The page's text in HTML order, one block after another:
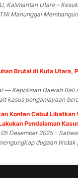
Kalimantan Utara –
Manunggal
Brutal di Kuta Utara,
— Kepolisian Daerah Bali
kasus penganiayaan
Konten Cabul Libatkan
Pendalaman
Desember 2025 -
dugaan tindak